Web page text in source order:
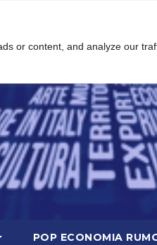
or content, and analyze our
POP ECONOMIA